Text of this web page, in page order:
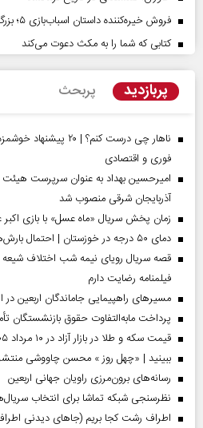
فروش خیره‌کننده داستان اسباب‌بازی ۵؛ بزرگ‌ترین افتتاحیه سال برای پیکسار
کتابی که شما را به مکث دعوت می‌کند
پربازدید پربحث
ناهار چی درست کنم؟ |
فوری و اقتصادی
امیرحسین بهداد به عنوان سرپرست
آذربایجان شرقی منصوب شد
زمان پخش سریال «ماه عسل» با بازی
دمای ۵۰ درجه در خوزستان | احتمال بارش‌های سیل‌آسا در ۳ استان
قصه سریال رویای نیمه شب اختلاف
فیلمنامه رضایت دارم
مسیر‌های راهپیمایی جاماندگان اربعین در
پرداخت مابه‌التفاوت حقوق بازنشستگان
قیمت سکه و طلا در بازار آزاد در ۱۰ مرداد ۱۴۰۵
ببینید | «چهل روز » محسن چاووشی
رسانه‌های برون‌مرزی راویان جهانی اربعین
نظرسنجی شبکه تماشا برای انتخاب
اطراف رشت کجا بریم (جاهای دیدنی